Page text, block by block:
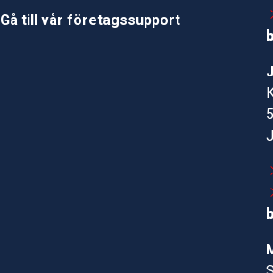
Gå till vår företagssupport